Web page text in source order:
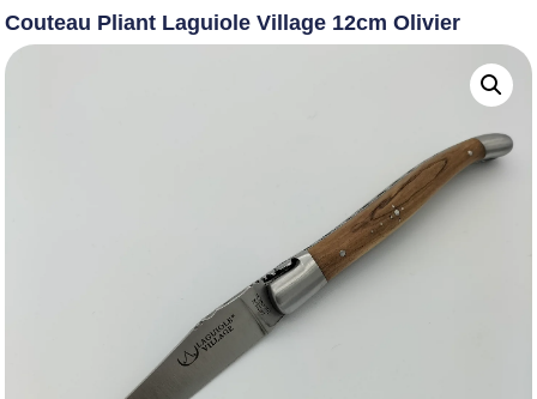
Couteau Pliant Laguiole Village 12cm Olivier